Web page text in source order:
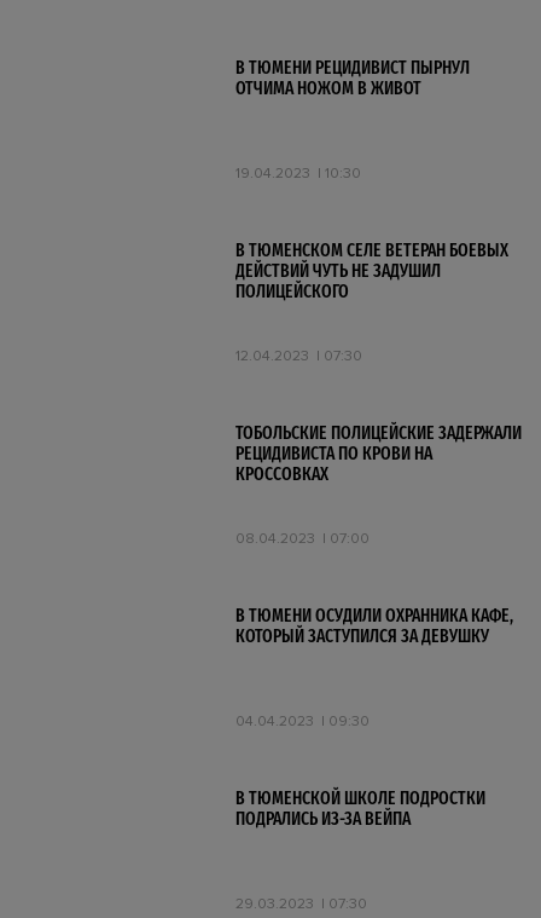
В ТЮМЕНИ РЕЦИДИВИСТ ПЫРНУЛ
ОТЧИМА НОЖОМ В ЖИВОТ
19.04.2023 10:30
В ТЮМЕНСКОМ СЕЛЕ ВЕТЕРАН БОЕВЫХ
ДЕЙСТВИЙ ЧУТЬ НЕ ЗАДУШИЛ
ПОЛИЦЕЙСКОГО
12.04.2023 07:30
ТОБОЛЬСКИЕ ПОЛИЦЕЙСКИЕ ЗАДЕРЖАЛИ
РЕЦИДИВИСТА ПО КРОВИ НА
КРОССОВКАХ
08.04.2023 07:00
В ТЮМЕНИ ОСУДИЛИ ОХРАННИКА КАФЕ,
КОТОРЫЙ ЗАСТУПИЛСЯ ЗА ДЕВУШКУ
04.04.2023 09:30
В ТЮМЕНСКОЙ ШКОЛЕ ПОДРОСТКИ
ПОДРАЛИСЬ ИЗ-ЗА ВЕЙПА
29.03.2023 07:30